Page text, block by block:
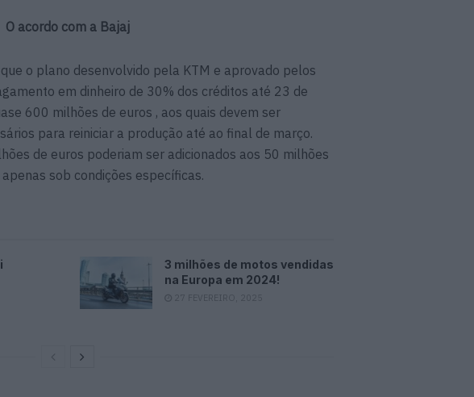
O acordo com a Bajaj
o plano desenvolvido pela KTM e aprovado pelos
em dinheiro de 30% dos créditos até 23 de
600 milhões de euros , aos quais devem ser
para reiniciar a produção até ao final de março.
de euros poderiam ser adicionados aos 50 milhões
sob condições específicas.
3 milhões de motos vendidas
na Europa em 2024!
27 FEVEREIRO, 2025